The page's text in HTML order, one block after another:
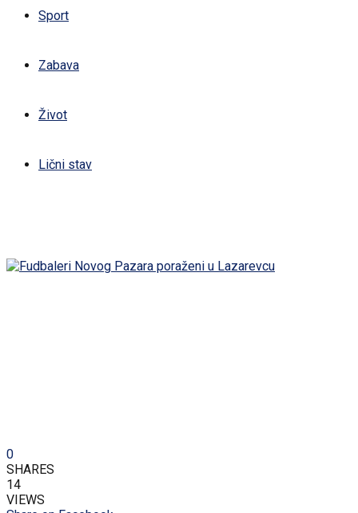
Sport
Zabava
Život
Lični stav
0
SHARES
14
VIEWS